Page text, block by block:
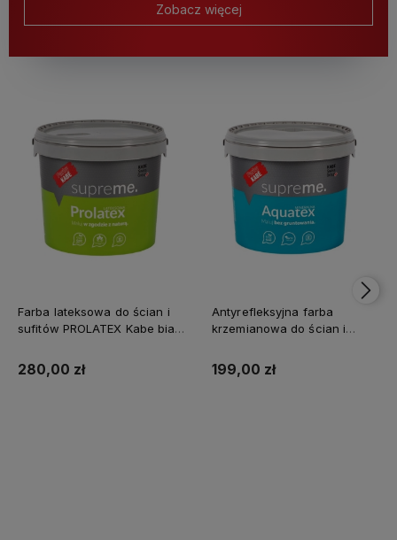
Zobacz więcej
Farba lateksowa do ścian i
sufitów PROLATEX Kabe biała
matowa
280,00 zł
Antyrefleksyjna farba
krzemianowa do ścian i
199,00 zł